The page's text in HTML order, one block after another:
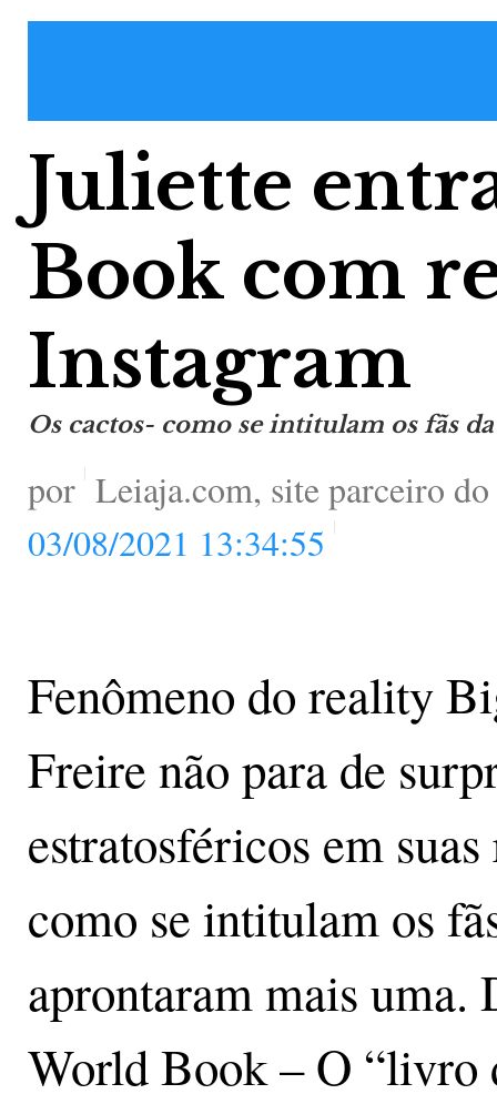
Juliette
Book com
Instagram
Os cactos- como se intitulam os fãs
por Leiaja.com, site parceiro
03/08/2021 13:34:55
Fenômeno do reality
Freire não para de
estratosféricos em
como se intitulam os
aprontaram mais uma.
World Book – O “livro